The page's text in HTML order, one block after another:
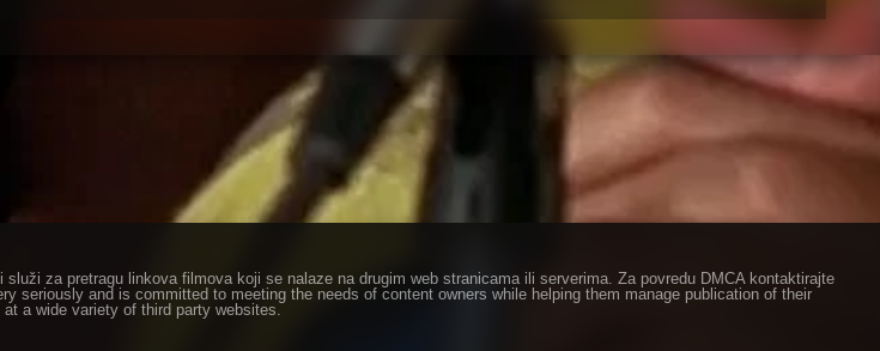
za pretragu linkova filmova koji se nalaze na drugim web stranicama ili serverima. Za povredu DMCA kontaktirajte
and is committed to meeting the needs of content owners while helping them manage publication of their
a wide variety of third party websites.